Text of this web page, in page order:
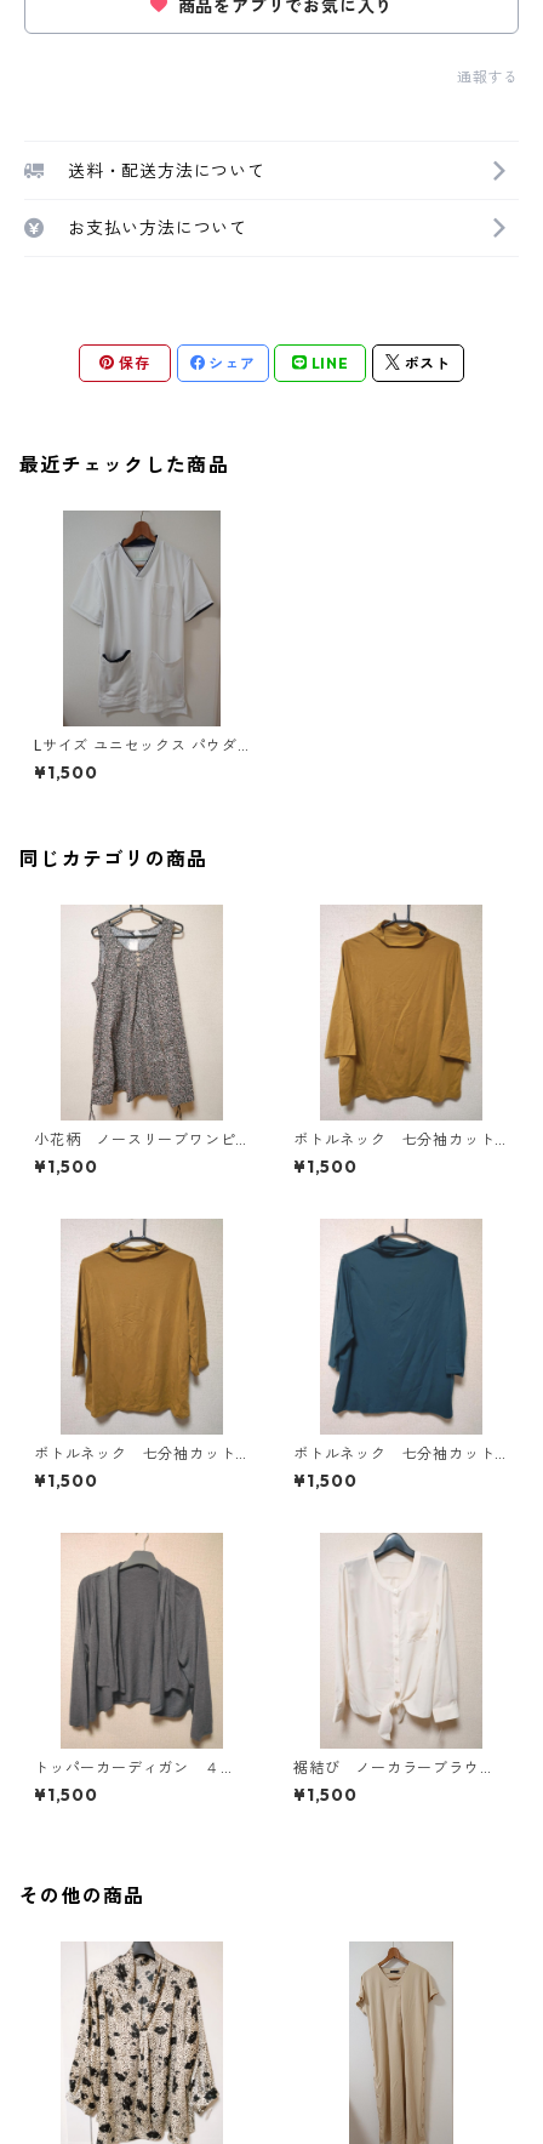
商品をアプリでお気に入り
通報する
送料・配送方法について
お支払い方法について
保存 シェア LINE ポスト
最近チェックした商品
Lサイズ ユニセックス パウダ
ーストレッチ 肩スナップ スク
ラブ ホワイト×ネイビー ◆KIY
¥1,500
同じカテゴリの商品
小花柄 ノースリーブワンピ
ース ４Ｌ ブラック KAE-
4819
¥1,500
ボトルネック 七分袖カット
ソー ４Ｌ マスタード KA
E-4818
¥1,500
ボトルネック 七分袖カット
ソー ４Ｌ マスタード KA
E-4816
¥1,500
ボトルネック 七分袖カット
ソー ４Ｌ ティールグリー
ン KAE-4815
¥1,500
トッパーカーディガン ４
Ｌ グレー KAE-4814
¥1,500
裾結び ノーカラーブラウ
ス ３Ｌ アイボリー KAE-
4813
¥1,500
その他の商品